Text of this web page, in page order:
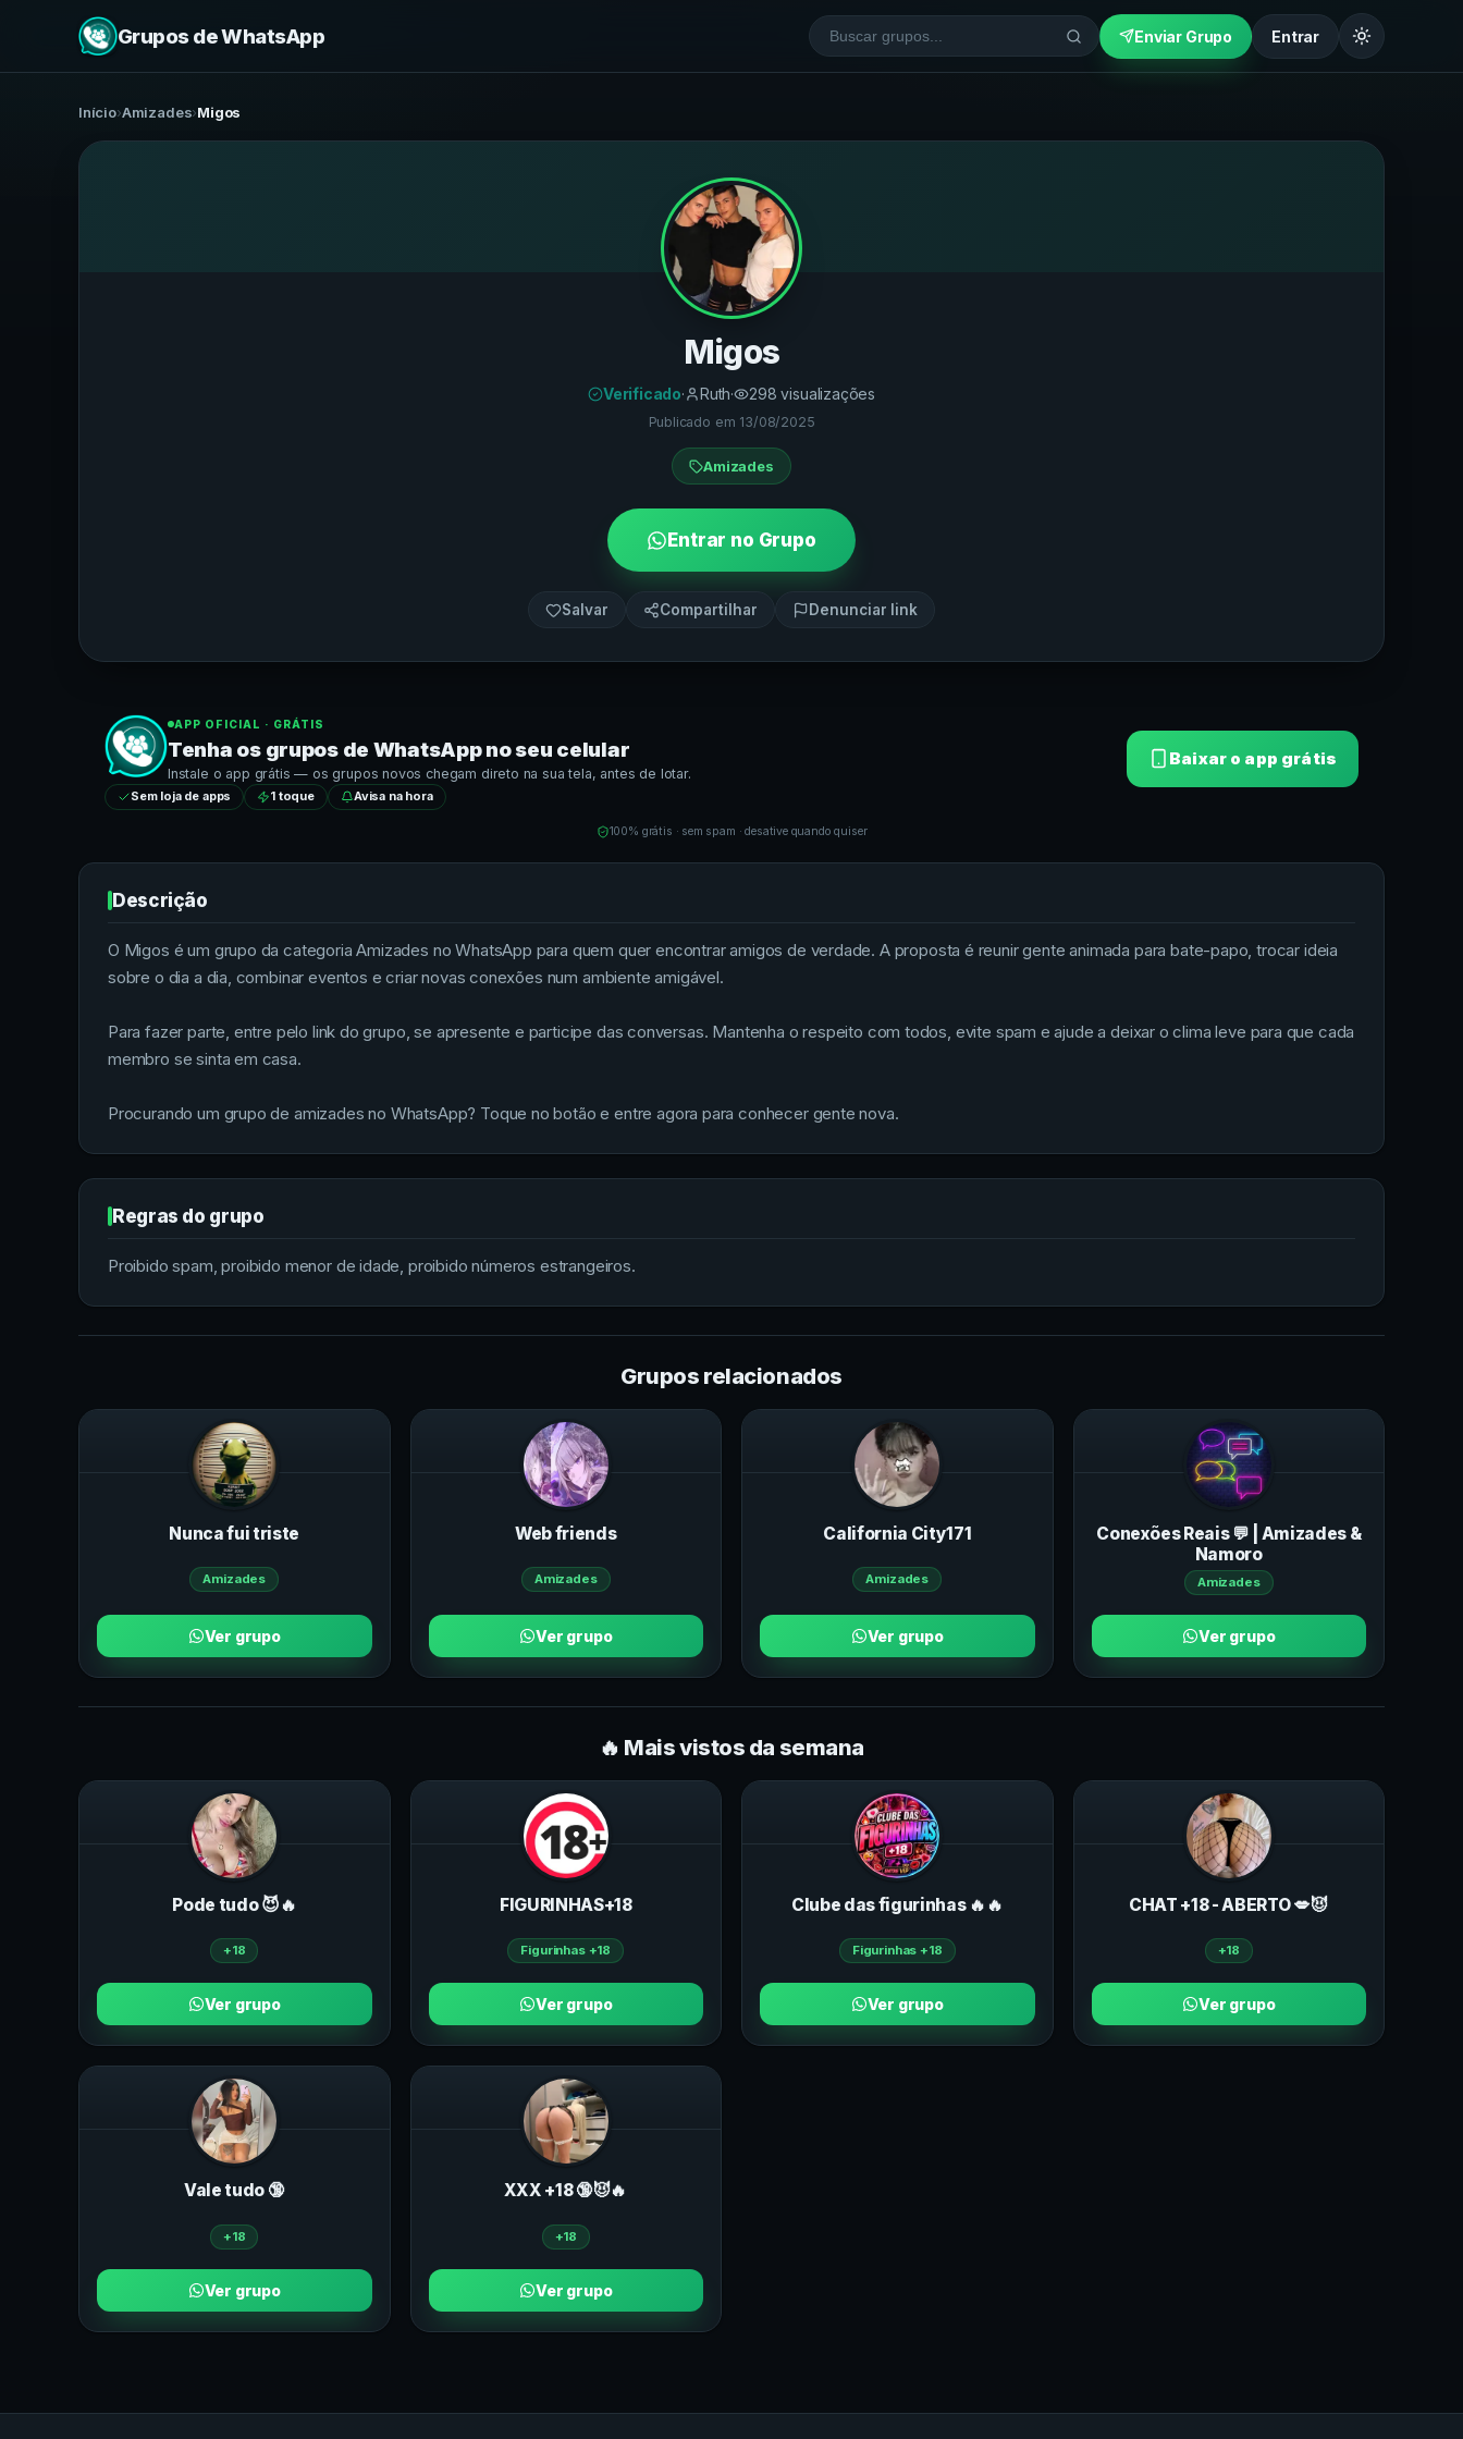
Grupos de WhatsApp Enviar Grupo Entrar
Início›Amizades›Migos
Migos
Verificado· Ruth· 298 visualizações
Publicado em 13/08/2025
Amizades
Entrar no Grupo
Salvar Compartilhar Denunciar link
APP OFICIAL · GRÁTIS
Tenha os grupos de WhatsAppno seu celular
Instale o app grátis — os grupos novos chegam direto na sua tela, antes de lotar.
Sem loja de apps 1 toque Avisa na hora
Baixar o app grátis
100% grátis · sem spam · desative quando quiser
Descrição
O Migos é um grupo da categoria Amizades no WhatsApp para quem quer encontrar amigos de verdade. A proposta é reunir gente animada para bate-papo, trocar ideia
sobre o dia a dia, combinar eventos e criar novas conexões num ambiente amigável.
Para fazer parte, entre pelo link do grupo, se apresente e participe das conversas. Mantenha o respeito com todos, evite spam e ajude a deixar o clima leve para que cada
membro se sinta em casa.
Procurando um grupo de amizades no WhatsApp? Toque no botão e entre agora para conhecer gente nova.
Regras do grupo
Proibido spam, proibido menor de idade, proibido números estrangeiros.
Grupos relacionados
Nunca fui triste
Amizades
Ver grupo
Web friends
Amizades
Ver grupo
California City171
Amizades
Ver grupo
Conexões Reais 💬 | Amizades &
Namoro
Amizades
Ver grupo
🔥 Mais vistos da semana
Pode tudo 😈🔥
+18
Ver grupo
FIGURINHAS+18
Figurinhas +18
Ver grupo
Clube das figurinhas 🔥🔥
Figurinhas +18
Ver grupo
CHAT +18 - ABERTO 💋😈
+18
Ver grupo
Vale tudo 🔞
+18
Ver grupo
ХXХ +18 🔞😈🔥
+18
Ver grupo